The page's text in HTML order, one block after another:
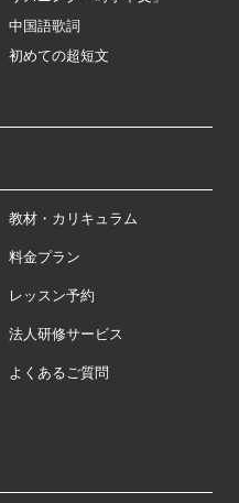
中国語歌詞
初めての超短文
教材・カリキュラム
料金プラン
レッスン予約
法人研修サービス
よくあるご質問